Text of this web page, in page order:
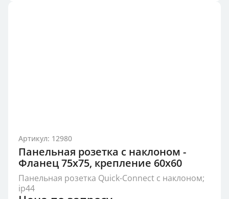
Артикул: 12980
Панельная розетка с наклоном -
Фланец 75x75, крепление 60x60
Панельная розетка Quick-Connect с наклоном;
ip44